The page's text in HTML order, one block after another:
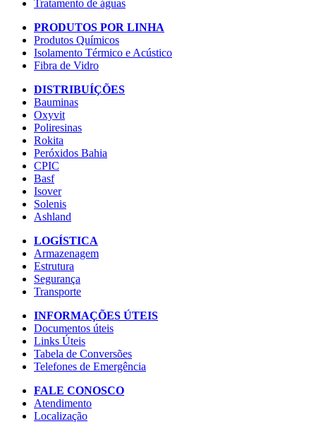
Tratamento de águas
PRODUTOS POR LINHA
Produtos Químicos
Isolamento Térmico e Acústico
Fibra de Vidro
DISTRIBUÍÇÕES
Bauminas
Oxyvit
Poliresinas
Rokita
Peróxidos Bahia
CPIC
Basf
Isover
Solenis
Ashland
LOGÍSTICA
Armazenagem
Estrutura
Segurança
Transporte
INFORMAÇÕES ÚTEIS
Documentos úteis
Links Úteis
Tabela de Conversões
Telefones de Emergência
FALE CONOSCO
Atendimento
Localização